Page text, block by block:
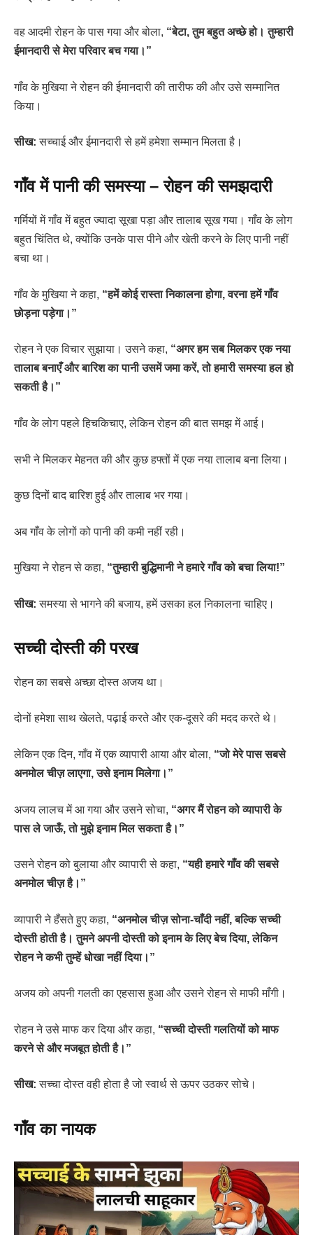
वह आदमी रोहन के पास गया और बोला, “बेटा, तुम बहुत अच्छे हो। तुम्हारी
ईमानदारी से मेरा परिवार बच गया।”
गाँव के मुखिया ने रोहन की ईमानदारी की तारीफ की और उसे सम्मानित
किया।
सीख: सच्चाई और ईमानदारी से हमें हमेशा सम्मान मिलता है।
गाँव में पानी की समस्या – रोहन की समझदारी
गर्मियों में गाँव में बहुत ज्यादा सूखा पड़ा और तालाब सूख गया। गाँव के लोग
बहुत चिंतित थे, क्योंकि उनके पास पीने और खेती करने के लिए पानी नहीं
बचा था।
गाँव के मुखिया ने कहा, “हमें कोई रास्ता निकालना होगा, वरना हमें गाँव
छोड़ना पड़ेगा।”
रोहन ने एक विचार सुझाया। उसने कहा, “अगर हम सब मिलकर एक नया
तालाब बनाएँ और बारिश का पानी उसमें जमा करें, तो हमारी समस्या हल हो
सकती है।”
गाँव के लोग पहले हिचकिचाए, लेकिन रोहन की बात समझ में आई।
सभी ने मिलकर मेहनत की और कुछ हफ्तों में एक नया तालाब बना लिया।
कुछ दिनों बाद बारिश हुई और तालाब भर गया।
अब गाँव के लोगों को पानी की कमी नहीं रही।
मुखिया ने रोहन से कहा, “तुम्हारी बुद्धिमानी ने हमारे गाँव को बचा लिया!”
सीख: समस्या से भागने की बजाय, हमें उसका हल निकालना चाहिए।
सच्ची दोस्ती की परख
रोहन का सबसे अच्छा दोस्त अजय था।
दोनों हमेशा साथ खेलते, पढ़ाई करते और एक-दूसरे की मदद करते थे।
लेकिन एक दिन, गाँव में एक व्यापारी आया और बोला, “जो मेरे पास सबसे
अनमोल चीज़ लाएगा, उसे इनाम मिलेगा।”
अजय लालच में आ गया और उसने सोचा, “अगर मैं रोहन को व्यापारी के
पास ले जाऊँ, तो मुझे इनाम मिल सकता है।”
उसने रोहन को बुलाया और व्यापारी से कहा, “यही हमारे गाँव की सबसे
अनमोल चीज़ है।”
व्यापारी ने हँसते हुए कहा, “अनमोल चीज़ सोना-चाँदी नहीं, बल्कि सच्ची
दोस्ती होती है। तुमने अपनी दोस्ती को इनाम के लिए बेच दिया, लेकिन
रोहन ने कभी तुम्हें धोखा नहीं दिया।”
अजय को अपनी गलती का एहसास हुआ और उसने रोहन से माफी माँगी।
रोहन ने उसे माफ कर दिया और कहा, “सच्ची दोस्ती गलतियों को माफ
करने से और मजबूत होती है।”
सीख: सच्चा दोस्त वही होता है जो स्वार्थ से ऊपर उठकर सोचे।
गाँव का नायक